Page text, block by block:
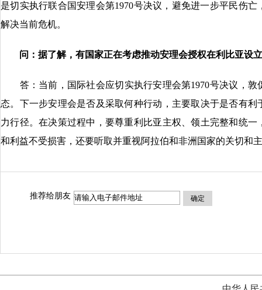
是切实执行联合国安理会第1970号决议，避免进一步平民伤
解决当前危机。
问：据了解，有国家正在考虑推动安理会授权在利比亚设
答：当前，国际社会应切实执行安理会第1970号决议，敦
态。下一步安理会是否及采取何种行动，主要取决于是否有
力行径。在决策过程中，要尊重利比亚主权、领土完整和统
和利益不受损害，还要听取并重视阿拉伯和非洲国家的关切和
推荐给朋友 确定